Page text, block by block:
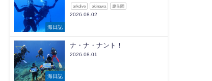
海日記
arkdive okinawa 慶良間
2026.08.02
海日記
ナ・ナ・ナント！
2026.08.01